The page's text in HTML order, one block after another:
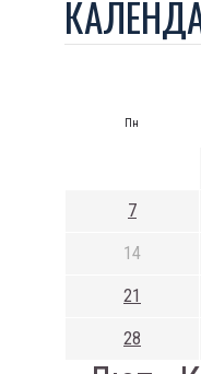
Пн
7
14
21
28